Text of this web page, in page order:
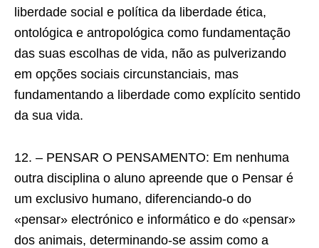
liberdade social e política da liberdade ética,
ontológica e antropológica como fundamentação
das suas escolhas de vida, não as pulverizando
em opções sociais circunstanciais, mas
fundamentando a liberdade como explícito sentido
da sua vida.
12. – PENSAR O PENSAMENTO: Em nenhuma
outra disciplina o aluno apreende que o Pensar é
um exclusivo humano, diferenciando-o do
«pensar» electrónico e informático e do «pensar»
dos animais, determinando-se assim como a